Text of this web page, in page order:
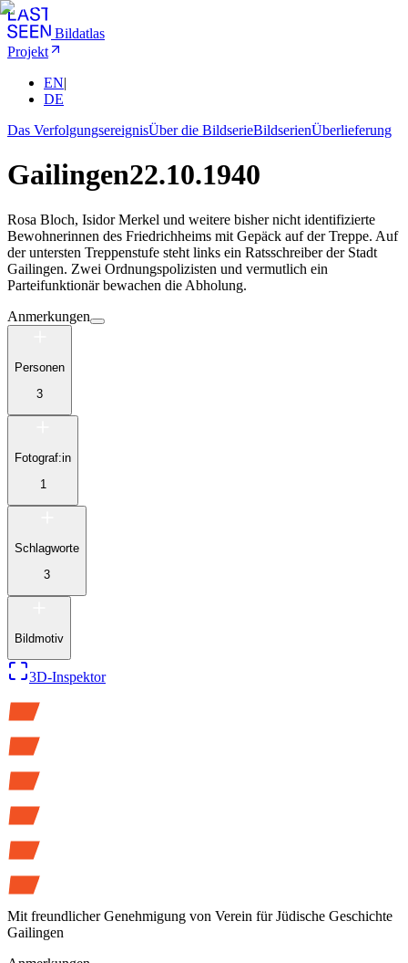
Bildatlas
Projekt
EN|
DE
Das VerfolgungsereignisÜber die BildserieBildserienÜberlieferung
Gailingen22.10.1940
Rosa Bloch, Isidor Merkel und weitere bisher nicht identifizierte
Bewohnerinnen des Friedrichheims mit Gepäck auf der Treppe. Auf
der untersten Treppenstufe steht links ein Ratsschreiber der Stadt
Gailingen. Zwei Ordnungspolizisten und vermutlich ein
Parteifunktionär bewachen die Abholung.
Anmerkungen
Personen
3
Fotograf:in
1
Schlagworte
3
Bildmotiv
3D-Inspektor
Mit freundlicher Genehmigung von Verein für Jüdische Geschichte
Gailingen